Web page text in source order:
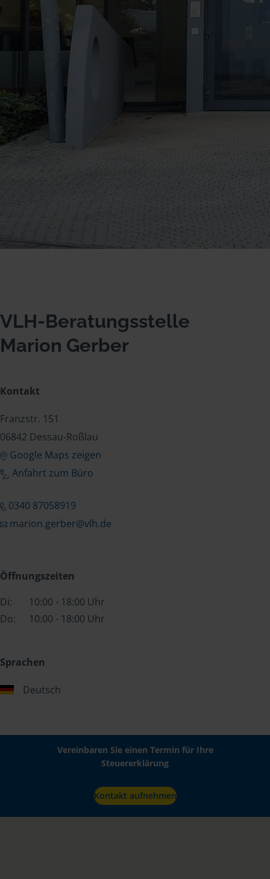
VLH-Beratungsstelle
Marion Gerber
Kontakt
Franzstr. 151
06842 Dessau-Roßlau
Google Maps zeigen
Anfahrt zum Büro
0340 87058919
marion.gerber@vlh.de
Öffnungszeiten
Di:
10:00 - 18:00 Uhr
Do:
10:00 - 18:00 Uhr
Sprachen
Deutsch
Vereinbaren Sie einen Termin für Ihre
Steuererklärung
Kontakt aufnehmen